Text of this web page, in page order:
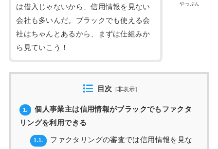
やっぷん
は借入じゃないから、信用情報を見ない
会社も多いんだ。ブラックでも使える会
社はちゃんとあるから、まずは仕組みか
ら見ていこう！
目次 [非表示]
1.
個人事業主は信用情報がブラックでもファクタ
リングを利用できる
1.1.
ファクタリングの審査では信用情報を見な